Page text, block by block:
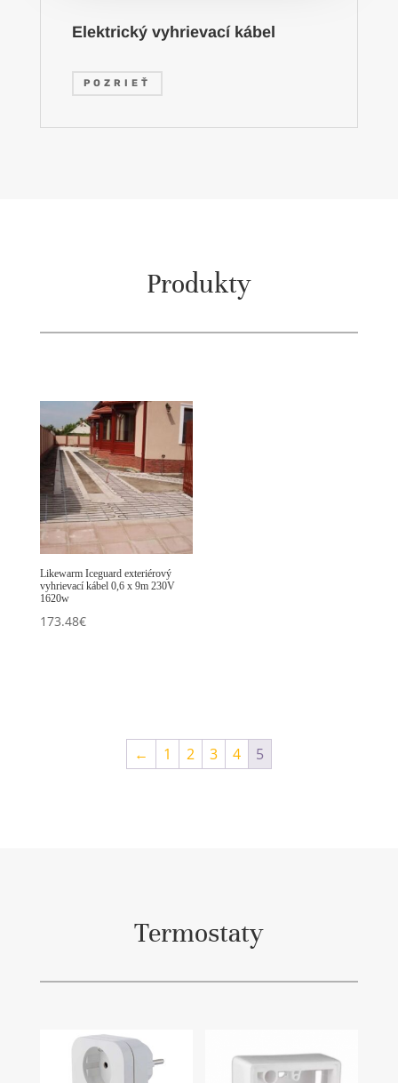
Elektrický vyhrievací kábel
POZRIEŤ
Produkty
Likewarm Iceguard exteriérový
vyhrievací kábel 0,6 x 9m 230V
1620w
173.48€
← 1 2 3 4 5
Termostaty